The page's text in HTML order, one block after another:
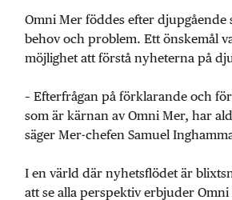
Omni Mer föddes efter djupgående
behov och problem. Ett önskemål
möjlighet att förstå nyheterna på
– Efterfrågan på förklarande och
som är kärnan av Omni Mer, har
säger Mer-chefen Samuel
I en värld där nyhetsflödet är
att se alla perspektiv erbjuder